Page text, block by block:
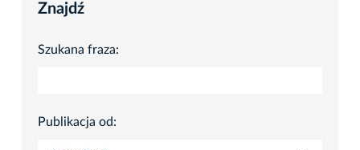
Znajdź
Szukana fraza:
Publikacja od: